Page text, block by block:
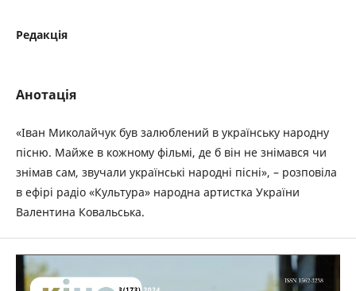
Редакція
Анотація
«Іван Миколайчук був залюблений в українську народну
пісню. Майже в кожному фільмі, де б він не знімався чи
знімав сам, звучали українські народні пісні», – розповіла
в ефірі радіо «Культура» народна артистка України
Валентина Ковальська.